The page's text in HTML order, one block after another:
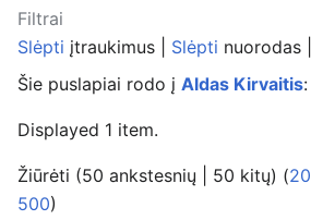
Filtrai
Slėpti įtraukimus | Slėpti nuorodas |
Šie puslapiai rodo į Aldas Kirvaitis:
Displayed 1 item.
Žiūrėti (50 ankstesnių | 50 kitų) (20
500)